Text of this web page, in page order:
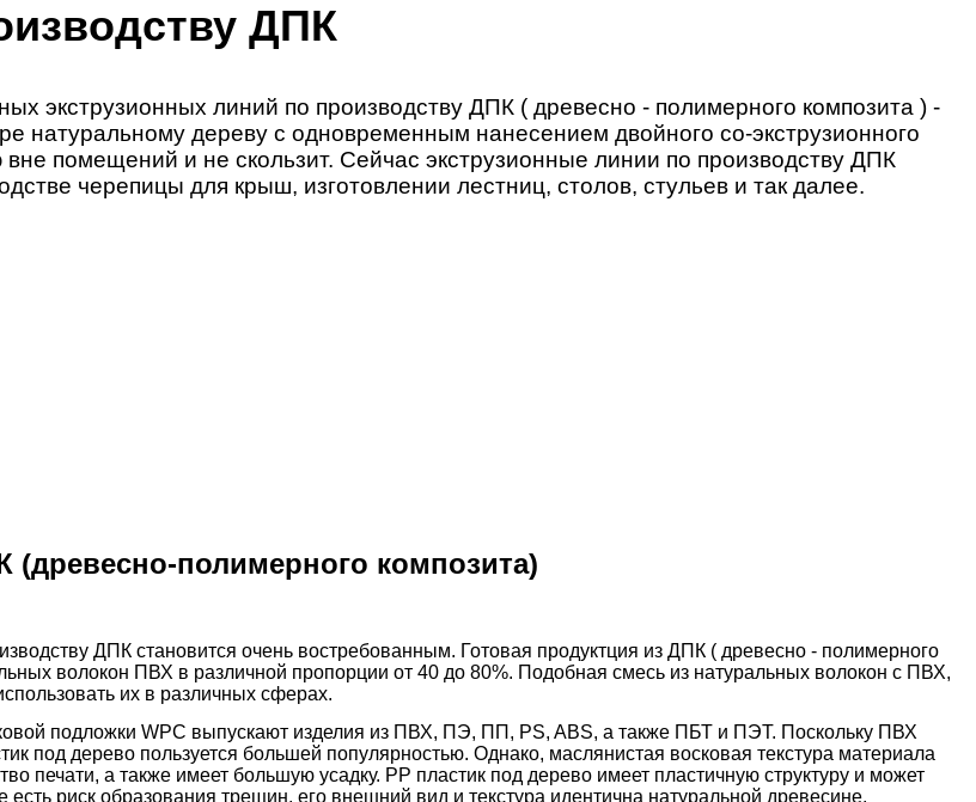
ДПК
экструзионных линий по производству ДПК ( древесно - полимерного композита ) -
натуральному дереву с одновременным нанесением двойного со-экструзионного
помещений и не скользит. Сейчас экструзионные линии по производству ДПК
черепицы для крыш, изготовлении лестниц, столов, стульев и так далее.
(древесно-полимерного композита)
ДПК становится очень востребованным. Готовая продуктция из ДПК ( древесно - полимерного
волокон ПВХ в различной пропорции от 40 до 80%. Подобная смесь из натуральных волокон с ПВХ,
их в различных сферах.
подложки WPC выпускают изделия из ПВХ, ПЭ, ПП, PS, ABS, а также ПБТ и ПЭТ. Поскольку ПВХ
под дерево пользуется большей популярностью. Однако, маслянистая восковая текстура материала
печати, а также имеет большую усадку. PP пластик под дерево имеет пластичную структуру и может
риск образования трещин, его внешний вид и текстура идентична натуральной древесине,